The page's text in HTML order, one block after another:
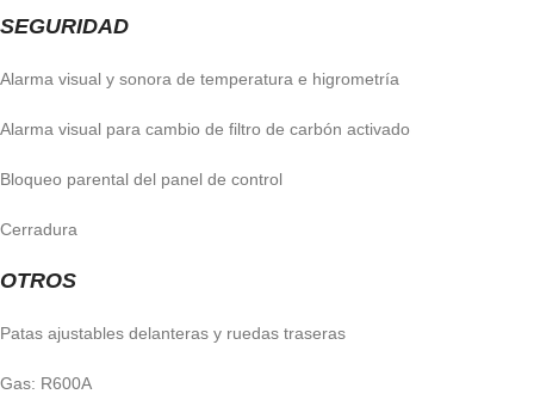
SEGURIDAD
Alarma visual y sonora de temperatura e higrometría
Alarma visual para cambio de filtro de carbón activado
Bloqueo parental del panel de control
Cerradura
OTROS
Patas ajustables delanteras y ruedas traseras
Gas: R600A